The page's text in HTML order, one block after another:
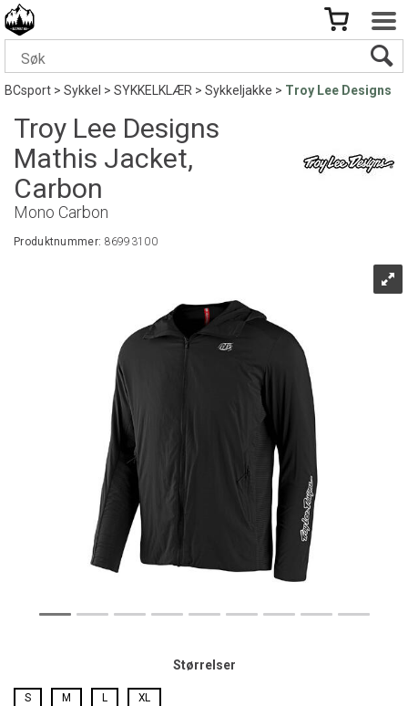
BCsport>Sykkel >SYKKELKLÆR>Sykkeljakke>Troy Lee Designs
Troy Lee Designs
Mathis Jacket,
Carbon
Mono Carbon
Produktnummer: 86993100
Størrelser
S M L XL